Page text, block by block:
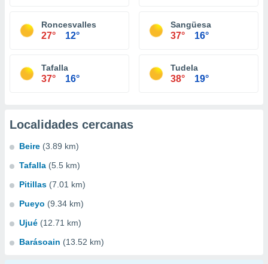
Roncesvalles
27° 12°
Sangüesa
37° 16°
Tafalla
37° 16°
Tudela
38° 19°
Localidades cercanas
Beire (3.89 km)
Tafalla (5.5 km)
Pitillas (7.01 km)
Pueyo (9.34 km)
Ujué (12.71 km)
Barásoain (13.52 km)